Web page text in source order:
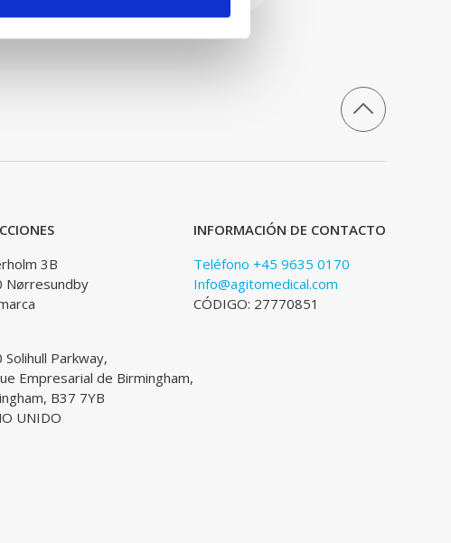
3B
Nørresundby
Solihull Parkway,
Empresarial de Birmingham,
B37 7YB
UNIDO
INFORMACIÓN DE CONTACTO
Teléfono +45 9635 0170
Info@agitomedical.com
CÓDIGO: 27770851